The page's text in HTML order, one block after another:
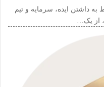
داشتن ایده، سرمایه و تیم
از یک…